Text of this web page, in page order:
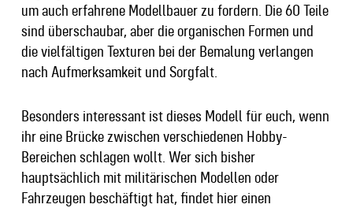
um auch erfahrene Modellbauer zu fordern. Die 60 Teile
sind überschaubar, aber die organischen Formen und
die vielfältigen Texturen bei der Bemalung verlangen
nach Aufmerksamkeit und Sorgfalt.
Besonders interessant ist dieses Modell für euch, wenn
ihr eine Brücke zwischen verschiedenen Hobby-
Bereichen schlagen wollt. Wer sich bisher
hauptsächlich mit militärischen Modellen oder
Fahrzeugen beschäftigt hat, findet hier einen